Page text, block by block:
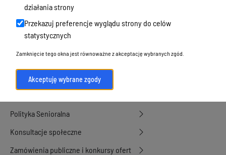
Urbanistyka, architektura i zabytki
Geodezja, sprzedaż, dzierżawa
nieruchomości
Środowisko
Strategie, programy, plany
Polityka Senioralna
Konsultacje społeczne
Zamówienia publiczne i konkursy ofert
działania strony
Przekazuj preferencje wyglądu strony do celów
statystycznych
Zamknięcie tego okna jest równoważne z akceptację wybranych zgód.
Akceptuję wybrane zgody